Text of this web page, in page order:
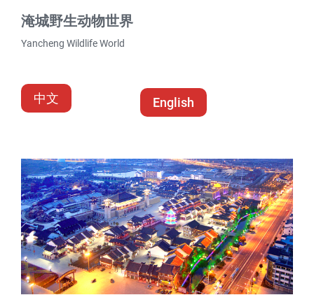
淹城野生动物世界
Yancheng Wildlife World
中文 English